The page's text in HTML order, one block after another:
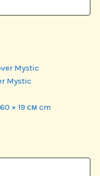
Mystic
× 19 см cm